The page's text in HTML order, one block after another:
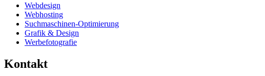
Webdesign
Webhosting
Suchmaschinen-Optimierung
Grafik & Design
Werbefotografie
Kontakt